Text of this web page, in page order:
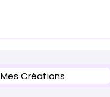
Mes Créations